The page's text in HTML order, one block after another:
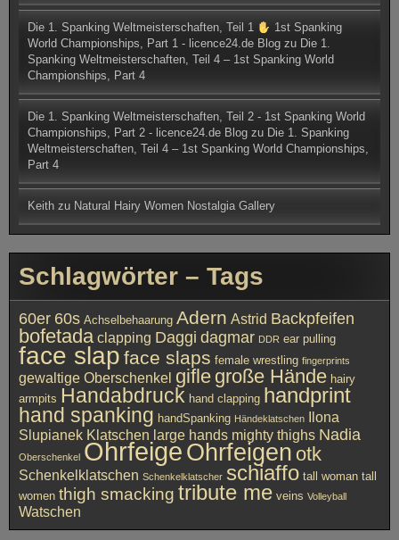
Die 1. Spanking Weltmeisterschaften, Teil 1
1st Spanking
World Championships, Part 1 - licence24.de Blog zu Die 1.
Spanking Weltmeisterschaften, Teil 4 – 1st Spanking World
Championships, Part 4
Die 1. Spanking Weltmeisterschaften, Teil 2 - 1st Spanking World
Championships, Part 2 - licence24.de Blog zu Die 1. Spanking
Weltmeisterschaften, Teil 4 – 1st Spanking World Championships,
Part 4
Keith zu Natural Hairy Women Nostalgia Gallery
Schlagwörter – Tags
60er 60s Achselbehaarung Adern Astrid Backpfeifen
bofetada clapping Daggi dagmar DDR ear pulling
face slap face slaps female wrestling fingerprints
gewaltige Oberschenkel gifle große Hände hairy
armpits Handabdruck hand clapping handprint
hand spanking handSpanking Händeklatschen
Ilona
Slupianek Klatschen large hands mighty thighs Nadia
Oberschenkel OhrfeigeOhrfeigen otk
Schenkelklatschen Schenkelklatscher schiaffo tall woman tall
women thigh smacking tribute me veins Volleyball
Watschen